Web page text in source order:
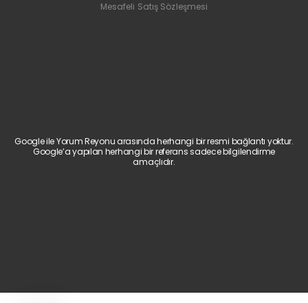
Mesafeli Satış Sözleşmesi
Google ile Yorum Reyonu arasında herhangi bir resmi bağlantı yoktur.
Google’a yapılan herhangi bir referans sadece bilgilendirme
amaçlıdır.